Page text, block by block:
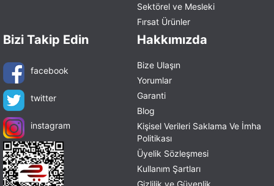
Sektörel ve Mesleki
Fırsat Ürünler
Bizi Takip Edin
facebook
twitter
instagram
Hakkımızda
Bize Ulaşın
Yorumlar
Garanti
Blog
Kişisel Verileri Saklama Ve İmha
Politikası
Üyelik Sözleşmesi
Kullanım Şartları
Gizlilik ve Güvenlik